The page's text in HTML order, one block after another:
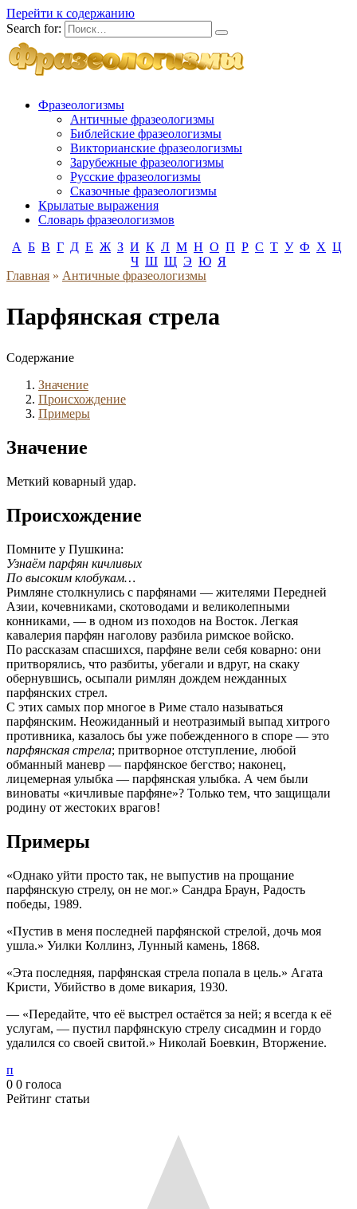
Перейти к содержанию
Search for:
Фразеологизмы
Античные фразеологизмы
Библейские фразеологизмы
Викторианские фразеологизмы
Зарубежные фразеологизмы
Русские фразеологизмы
Сказочные фразеологизмы
Крылатые выражения
Словарь фразеологизмов
А Б В Г Д Е Ж З И К Л М Н О П Р С Т У Ф Х Ц
Ч Ш Щ Э Ю Я
Главная » Античные фразеологизмы
Парфянская стрела
Содержание
Значение
Происхождение
Примеры
Значение
Меткий коварный удар.
Происхождение
Помните у Пушкина:
Узнаём парфян кичливых
По высоким клобукам…
Римляне столкнулись с парфянами — жителями Передней
Азии, кочевниками, скотоводами и великолепными
конниками, — в одном из походов на Восток. Легкая
кавалерия парфян наголову разбила римское войско.
По рассказам спасшихся, парфяне вели себя коварно: они
притворялись, что разбиты, убегали и вдруг, на скаку
обернувшись, осыпали римлян дождем нежданных
парфянских стрел.
С этих самых пор многое в Риме стало называться
парфянским. Неожиданный и неотразимый выпад хитрого
противника, казалось бы уже побежденного в споре — это
парфянская стрела; притворное отступление, любой
обманный маневр — парфянское бегство; наконец,
лицемерная улыбка — парфянская улыбка. А чем были
виноваты «кичливые парфяне»? Только тем, что защищали
родину от жестоких врагов!
Примеры
«Однако уйти просто так, не выпустив на прощание
парфянскую стрелу, он не мог.» Сандра Браун, Радость
победы, 1989.
«Пустив в меня последней парфянской стрелой, дочь моя
ушла.» Уилки Коллинз, Лунный камень, 1868.
«Эта последняя, парфянская стрела попала в цель.» Агата
Кристи, Убийство в доме викария, 1930.
— «Передайте, что её выстрел остаётся за ней; я всегда к её
услугам, — пустил парфянскую стрелу сисадмин и гордо
удалился со своей свитой.» Николай Боевкин, Вторжение.
п
0 0 голоса
Рейтинг статьи